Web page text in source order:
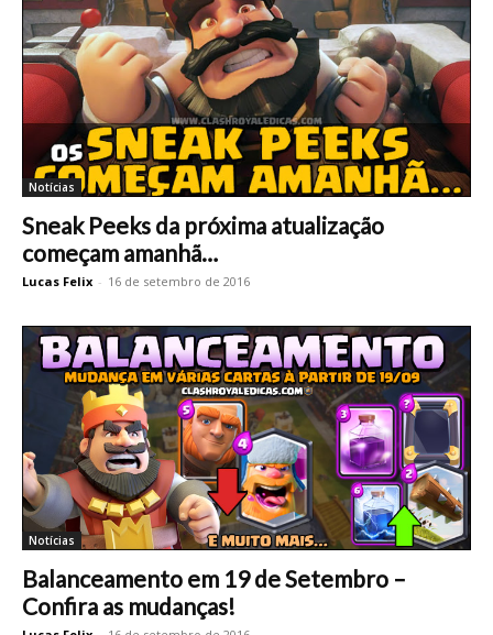
Notícias
Sneak Peeks da próxima atualização
começam amanhã…
Lucas Felix - 16 de setembro de 2016
Notícias
Balanceamento em 19 de Setembro –
Confira as mudanças!